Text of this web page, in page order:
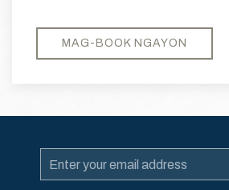
MAG-BOOK NGAYON
Email
Address